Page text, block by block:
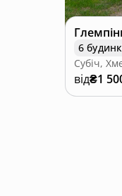
6
Субіч,
від₴1